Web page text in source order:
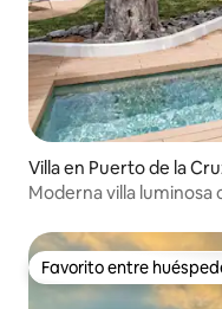
Villa en Puerto de la
Moderna villa luminosa
Favorito entre
Favorito entre